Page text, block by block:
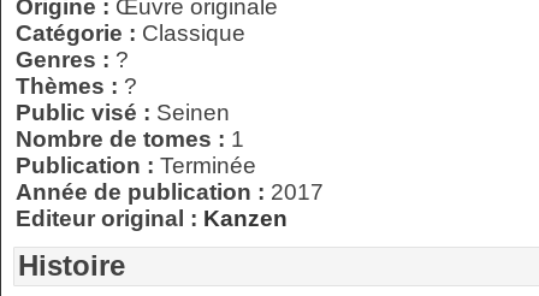
Origine : Œuvre originale
Catégorie : Classique
Genres : ?
Thèmes : ?
Public visé : Seinen
Nombre de tomes : 1
Publication : Terminée
Année de publication : 2017
Editeur original : Kanzen
Histoire